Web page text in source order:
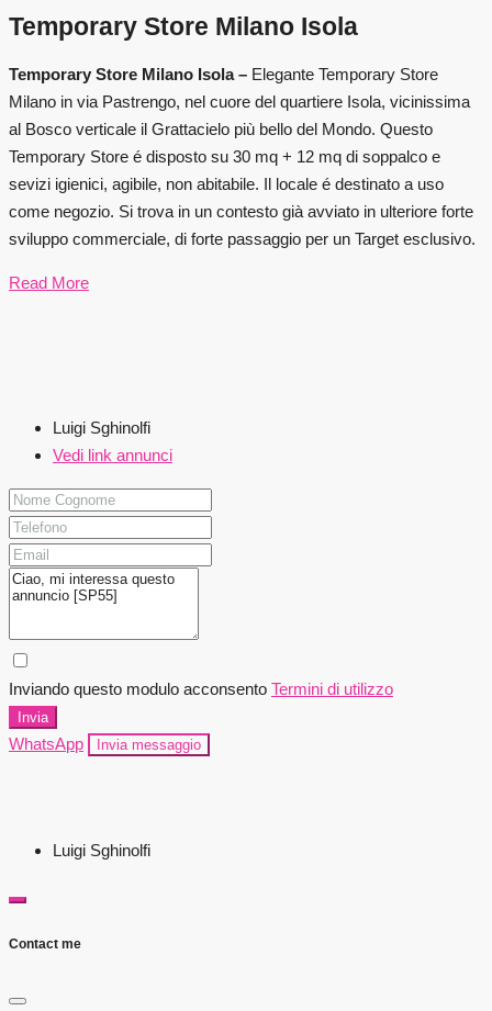
Temporary Store Milano Isola
Temporary Store Milano Isola – Elegante Temporary Store
Milano in via Pastrengo, nel cuore del quartiere Isola, vicinissima
al Bosco verticale il Grattacielo più bello del Mondo. Questo
Temporary Store é disposto su 30 mq + 12 mq di soppalco e
sevizi igienici, agibile, non abitabile. Il locale é destinato a uso
come negozio. Si trova in un contesto già avviato in ulteriore forte
sviluppo commerciale, di forte passaggio per un Target esclusivo.
Read More
Luigi Sghinolfi
Vedi link annunci
Inviando questo modulo acconsento Termini di utilizzo
Invia
WhatsApp Invia messaggio
Luigi Sghinolfi
Contact me